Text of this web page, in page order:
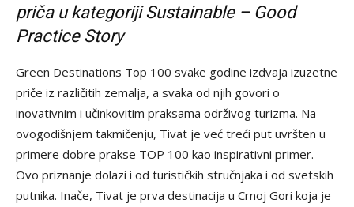
priča u kategoriji Sustainable – Good
Practice Story
Green Destinations Top 100 svake godine izdvaja izuzetne
priče iz različitih zemalja, a svaka od njih govori o
inovativnim i učinkovitim praksama održivog turizma. Na
ovogodišnjem takmičenju, Tivat je već treći put uvršten u
primere dobre prakse TOP 100 kao inspirativni primer.
Ovo priznanje dolazi i od turističkih stručnjaka i od svetskih
putnika. Inače, Tivat je prva destinacija u Crnoj Gori koja je